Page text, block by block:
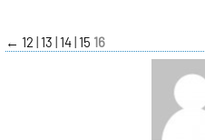
← 12 13 14 15 16